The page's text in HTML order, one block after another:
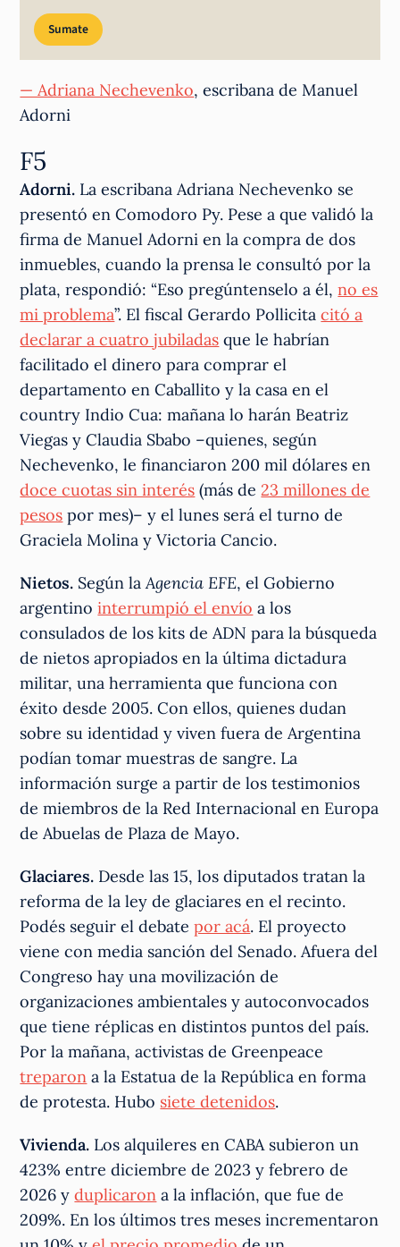
Sumate
— Adriana Nechevenko, escribana de Manuel
Adorni
F5
Adorni. La escribana Adriana Nechevenko se
presentó en Comodoro Py. Pese a que validó la
firma de Manuel Adorni en la compra de dos
inmuebles, cuando la prensa le consultó por la
plata, respondió: “Eso pregúntenselo a él,no es
mi problema”. El fiscal Gerardo Pollicitacitó a
declarar a cuatro jubiladas que le habrían
facilitado el dinero para comprar el
departamento en Caballito y la casa en el
country Indio Cua: mañana lo harán Beatriz
Viegas y Claudia Sbabo –quienes, según
Nechevenko, le financiaron 200 mil dólares en
doce cuotas sin interés (más de23 millones de
pesos por mes)– y el lunes será el turno de
Graciela Molina y Victoria Cancio.
Nietos. Según laAgencia EFE, el Gobierno
argentinointerrumpió el envío a los
consulados de los kits de ADN para la búsqueda
de nietos apropiados en la última dictadura
militar, una herramienta que funciona con
éxito desde 2005. Con ellos, quienes dudan
sobre su identidad y viven fuera de Argentina
podían tomar muestras de sangre. La
información surge a partir de los testimonios
de miembros de la Red Internacional en Europa
de Abuelas de Plaza de Mayo.
Glaciares. Desde las 15, los diputados tratan la
reforma de la ley de glaciares en el recinto.
Podés seguir el debatepor acá. El proyecto
viene con media sanción del Senado. Afuera del
Congreso hay una movilización de
organizaciones ambientales y autoconvocados
que tiene réplicas en distintos puntos del país.
Por la mañana, activistas de Greenpeace
treparon a la Estatua de la República en forma
de protesta. Hubo siete detenidos.
Vivienda. Los alquileres en CABA subieron un
423% entre diciembre de 2023 y febrero de
2026 yduplicaron a la inflación, que fue de
209%. En los últimos tres meses incrementaron